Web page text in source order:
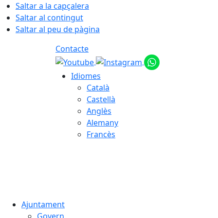
Saltar a la capçalera
Saltar al contingut
Saltar al peu de pàgina
Contacte
Idiomes
Català
Castellà
Anglès
Alemany
Francès
Ajuntament